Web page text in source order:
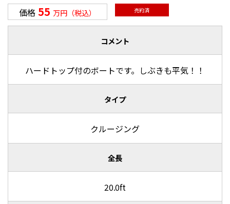
価格 55 万円（税込） 売約済
コメント
ハードトップ付のボートです。しぶきも平気！！
タイプ
クルージング
全長
20.0ft